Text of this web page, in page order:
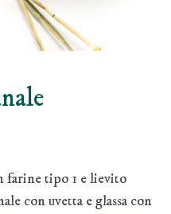
farine tipo 1 e lievito
con uvetta e glassa con